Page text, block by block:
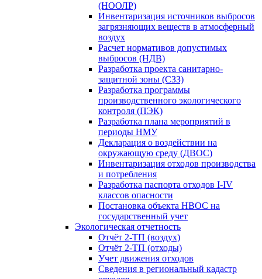
(НООЛР)
Инвентаризация источников выбросов
загрязняющих веществ в атмосферный
воздух
Расчет нормативов допустимых
выбросов (НДВ)
Разработка проекта санитарно-
защитной зоны (СЗЗ)
Разработка программы
производственного экологического
контроля (ПЭК)
Разработка плана мероприятий в
периоды НМУ
Декларация о воздействии на
окружающую среду (ДВОС)
Инвентаризация отходов производства
и потребления
Разработка паспорта отходов I-IV
классов опасности
Постановка объекта НВОС на
государственный учет
Экологическая отчетность
Отчёт 2-ТП (воздух)
Отчёт 2-ТП (отходы)
Учет движения отходов
Сведения в региональный кадастр